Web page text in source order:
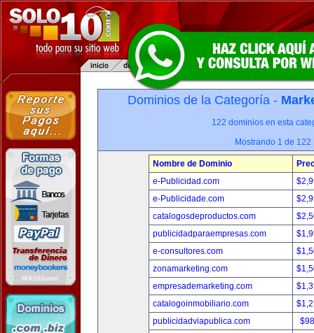
Dominios de la Categoría -
122 dominios en esta
Mostrando 1 de 122
Nombre de Dominio
e-Publicidad.com
e-Publicidade.com
catalogosdeproductos.com
publicidadparaempresas.com
e-consultores.com
zonamarketing.com
empresademarketing.com
catalogoinmobiliario.com
publicidadviapublica.com